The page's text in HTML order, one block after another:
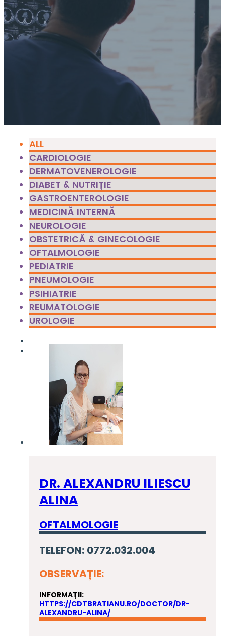
ALL
CARDIOLOGIE
DERMATOVENEROLOGIE
DIABET & NUTRIȚIE
GASTROENTEROLOGIE
MEDICINĂ INTERNĂ
NEUROLOGIE
OBSTETRICĂ & GINECOLOGIE
OFTALMOLOGIE
PEDIATRIE
PNEUMOLOGIE
PSIHIATRIE
REUMATOLOGIE
UROLOGIE
DR. ALEXANDRU ILIESCU
ALINA
OFTALMOLOGIE
TELEFON: 0772.032.004
OBSERVAȚIE:
INFORMAȚII:
HTTPS://CDTBRATIANU.RO/DOCTOR/DR-
ALEXANDRU-ALINA/